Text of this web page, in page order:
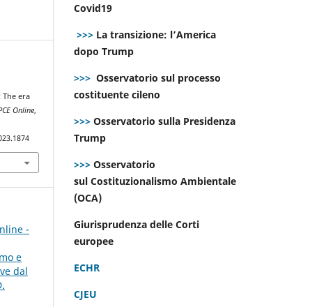
The era
Online,
-
e
dal
Covid19
>>> La transizione: l’America
dopo Trump
>>> Osservatorio sul processo
costituente cileno
>>> Osservatorio sulla Presidenza
Trump
>>> Osservatorio
sul Costituzionalismo Ambientale
(OCA)
Giurisprudenza delle Corti
europee
ECHR
CJEU